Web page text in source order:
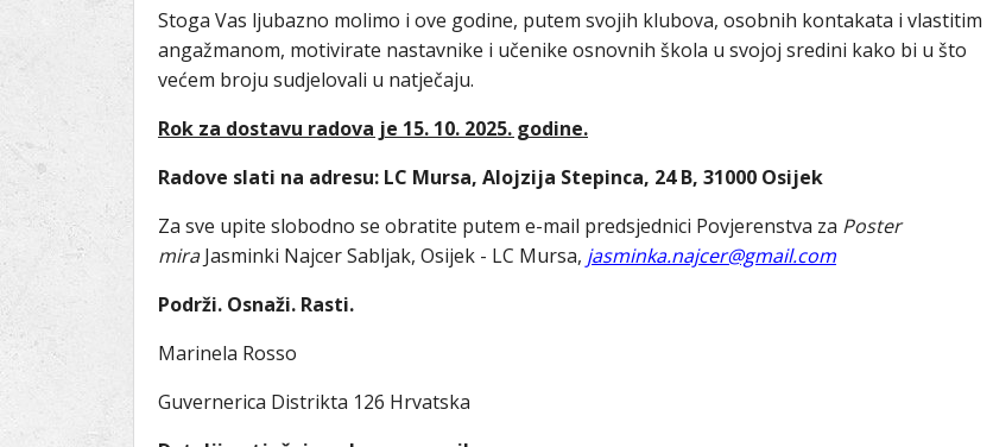
Stoga Vas ljubazno molimo i ove godine, putem svojih klubova, osobnih kontakata i vlastitim
angažmanom, motivirate nastavnike i učenike osnovnih škola u svojoj sredini kako bi u što
većem broju sudjelovali u natječaju.
Rok za dostavu radova je 15. 10. 2025. godine.
Radove slati na adresu: LC Mursa, Alojzija Stepinca, 24 B, 31000 Osijek
Za sve upite slobodno se obratite putem e-mail predsjednici Povjerenstva za Poster
miraJasminki Najcer Sabljak, Osijek - LC Mursa, jasminka.najcer@gmail.com
Podrži. Osnaži. Rasti.
Marinela Rosso
Guvernerica Distrikta 126 Hrvatska